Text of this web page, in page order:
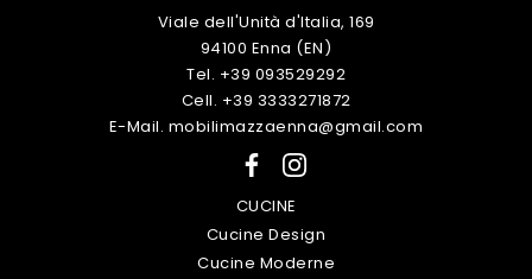
Viale dell'Unità d'Italia, 169
94100 Enna (EN)
Tel. +39 093529292
Cell. +39 3333271872
E-Mail. mobilimazzaenna@gmail.com
CUCINE
Cucine Design
Cucine Moderne